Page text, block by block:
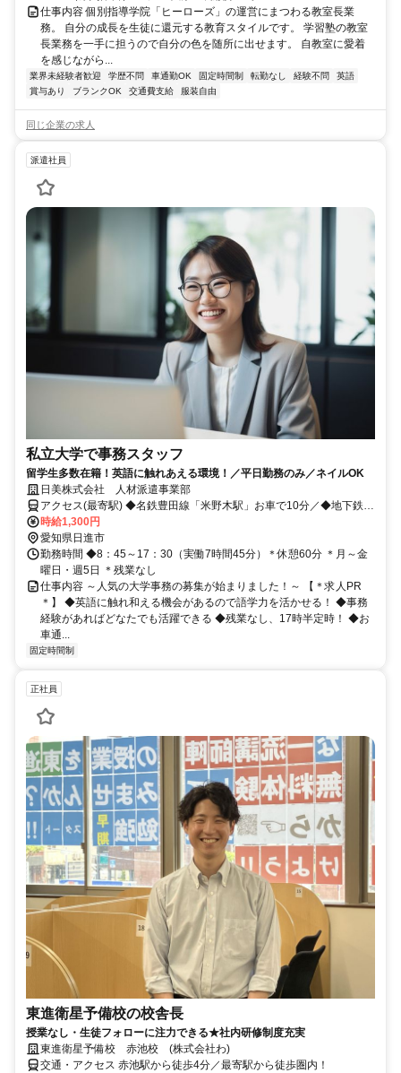
仕事内容 個別指導学院「ヒーローズ」の運営にまつわる教室長業
務。 自分の成長を生徒に還元する教育スタイルです。 学習塾の教室
長業務を一手に担うので自分の色を随所に出せます。 自教室に愛着
を感じながら...
業界未経験者歓迎 学歴不問 車通勤OK 固定時間制 転勤なし 経験不問
英語
賞与あり
ブランクOK 交通費支給 服装自由
同じ企業の求人
派遣社員
私立大学で事務スタッフ
留学生多数在籍！英語に触れあえる環境！／平日勤務のみ／ネイルOK
日美株式会社 人材派遣事業部
アクセス(最寄駅) ◆名鉄豊田線「米野木駅」お車で10分／◆地下鉄鶴
舞線「赤池」、リニモ「公園西」から運行バスあり
時給1,300円
愛知県日進市
勤務時間 ◆8：45～17：30（実働7時間45分）＊休憩60分 ＊月～金
曜日・週5日 ＊残業なし
仕事内容 ～人気の大学事務の募集が始まりました！～ 【＊求人PR
＊】 ◆英語に触れ和える機会があるので語学力を活かせる！ ◆事務
経験があればどなたでも活躍できる ◆残業なし、17時半定時！ ◆お
車通...
固定時間制
正社員
東進衛星予備校の校舎長
授業なし・生徒フォローに注力できる★社内研修制度充実
東進衛星予備校 赤池校 (株式会社わ)
交通・アクセス 赤池駅から徒歩4分／最寄駅から徒歩圏内！